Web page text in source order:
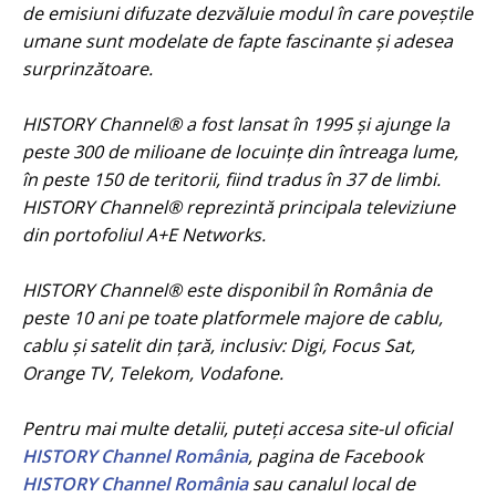
de emisiuni difuzate dezvăluie modul în care poveștile
umane sunt modelate de fapte fascinante și adesea
surprinzătoare.
HISTORY Channel® a fost lansat în 1995 și ajunge la
peste 300 de milioane de locuințe din întreaga lume,
în peste 150 de teritorii, fiind tradus în 37 de limbi.
HISTORY Channel® reprezintă principala televiziune
din portofoliul A+E Networks.
HISTORY Channel® este disponibil în România de
peste 10 ani pe toate platformele majore de cablu,
cablu și satelit din țară, inclusiv: Digi, Focus Sat,
Orange TV, Telekom, Vodafone.
Pentru mai multe detalii, puteți accesa site-ul oficial
HISTORY Channel România, pagina de Facebook
HISTORY Channel Româniasau canalul local de